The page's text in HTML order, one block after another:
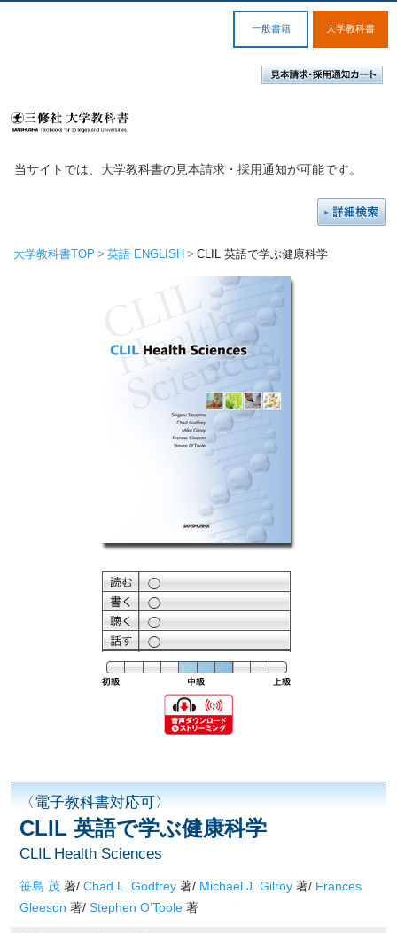
一般書籍 大学教科書
当サイトでは、大学教科書の見本請求・採用通知が可能です。
大学教科書TOP 英語 ENGLISH CLIL 英語で学ぶ健康科学
◯
◯
◯
◯
〈電子教科書対応可〉
CLIL 英語で学ぶ健康科学
CLIL Health Sciences
笹島 茂 著/ Chad L. Godfrey 著/ Michael J. Gilroy 著/ Frances
Gleeson 著/ Stephen O’Toole 著